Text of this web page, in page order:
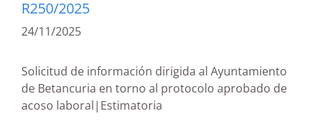
R250/2025
24/11/2025
Solicitud de información dirigida al Ayuntamiento
de Betancuria en torno al protocolo aprobado de
acoso laboral|Estimatoria